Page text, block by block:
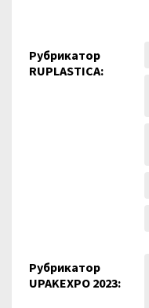
Рубрикатор
RUPLASTICA:
Рубрикатор
UPAKEXPO 2023: